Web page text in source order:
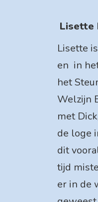
Lisette
Lisette
en in
het
Welzijn
met
de loge
dit
tijd
er in de